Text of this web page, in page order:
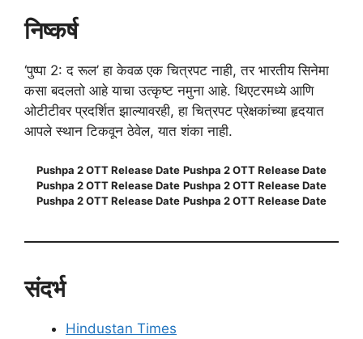
निष्कर्ष
‘पुष्पा 2: द रूल’ हा केवळ एक चित्रपट नाही, तर भारतीय सिनेमा
कसा बदलतो आहे याचा उत्कृष्ट नमुना आहे. थिएटरमध्ये आणि
ओटीटीवर प्रदर्शित झाल्यावरही, हा चित्रपट प्रेक्षकांच्या हृदयात
आपले स्थान टिकवून ठेवेल, यात शंका नाही.
Pushpa 2 OTT Release Date Pushpa 2 OTT Release Date
Pushpa 2 OTT Release Date Pushpa 2 OTT Release Date
Pushpa 2 OTT Release Date Pushpa 2 OTT Release Date
संदर्भ
Hindustan Times